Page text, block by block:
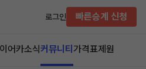
로그인 빠른승계 신청
이어카소식커뮤니티 가격표제원